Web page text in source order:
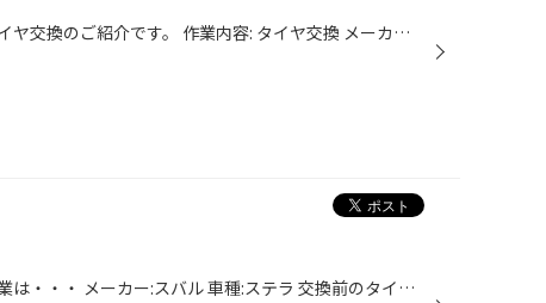
みなさんこんにちは！ 今回はタイヤ交換のご紹介です。 作業内容: タイヤ交換 メーカー:日産 車種:セレナ 交換前のタイヤ 装着していたタイヤ:エコピアEP150（新車装着タイヤ） 交換後 交換後のタイヤは 種類:プレイズPXｰRV II /サイズ:195/60R16 プレイズは疲れにくいの特徴です。 高速道路を使う...
みなさんこんにちは！ 今回の作業は・・・ メーカー:スバル 車種:ステラ 交換前のタイヤ 種類:ネクストリー サイズ:155/65R14 交換後 種類:エコピアNH100C サイズ:155/65R14 今回はネクストリーからエコピアにグレードアップです！！ ウェット性能、ライフ性能が優れています！ 主に街乗りでご使用...